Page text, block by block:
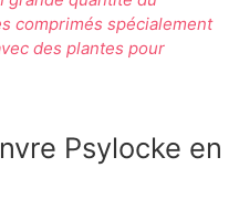
comprimés spécialement
des plantes pour
Psylocke en